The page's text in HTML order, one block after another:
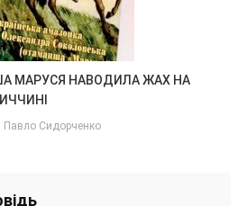
МАРУСЯ НАВОДИЛА ЖАХ НА
Павло Сидорченко